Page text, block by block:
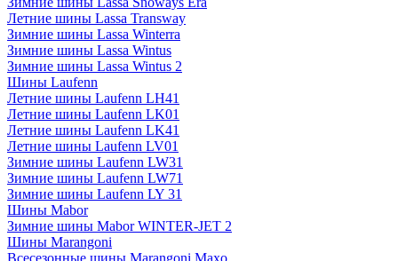
Летние шины Lassa Transway
Зимние шины Lassa Winterra
Зимние шины Lassa Wintus
Зимние шины Lassa Wintus 2
Шины Laufenn
Летние шины Laufenn LH41
Летние шины Laufenn LK01
Летние шины Laufenn LK41
Летние шины Laufenn LV01
Зимние шины Laufenn LW31
Зимние шины Laufenn LW71
Зимние шины Laufenn LY 31
Шины Mabor
Зимние шины Mabor WINTER-JET 2
Шины Marangoni
Всесезонные шины Marangoni Maxo